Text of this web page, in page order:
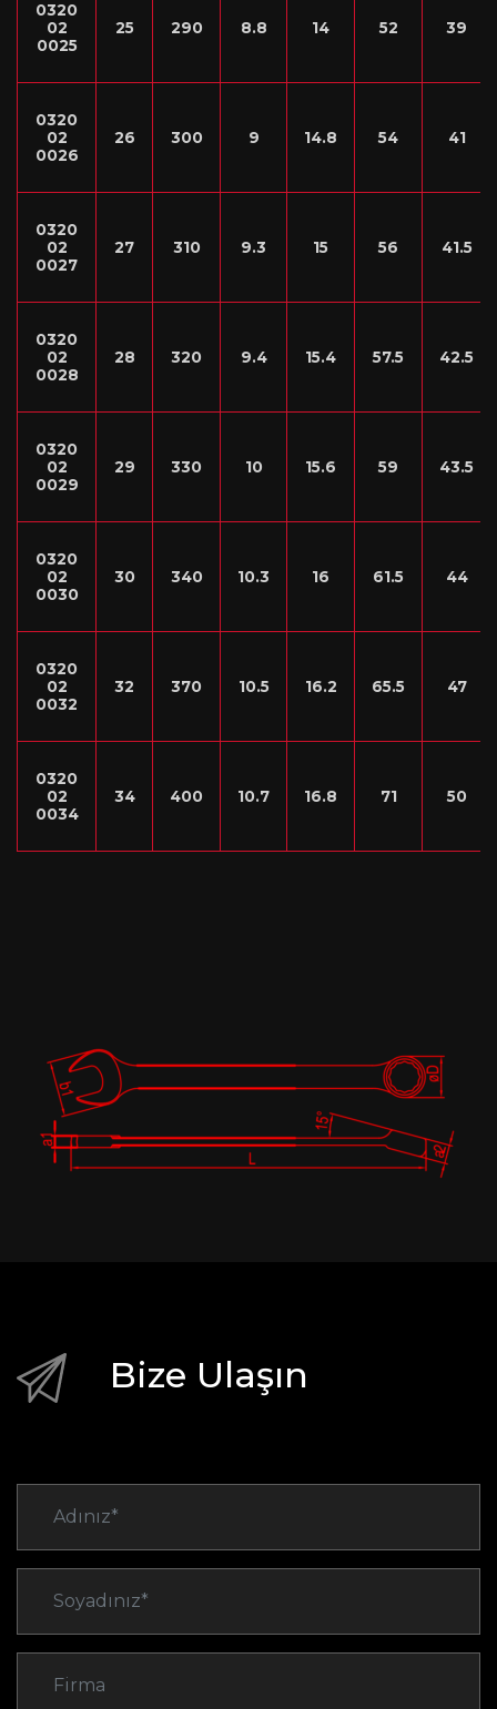
0320
02
0025
25 290 8.8 14 52 39
0320
02
0026
26 300 9 14.8 54 41
0320
02
0027
27 310 9.3 15 56 41.5
0320
02
0028
28 320 9.4 15.4 57.5 42.5
0320
02
0029
29 330 10 15.6 59 43.5
0320
02
0030
30 340 10.3 16 61.5 44
0320
02
0032
32 370 10.5 16.2 65.5 47
0320
02
0034
34 400 10.7 16.8 71 50
Bize Ulaşın